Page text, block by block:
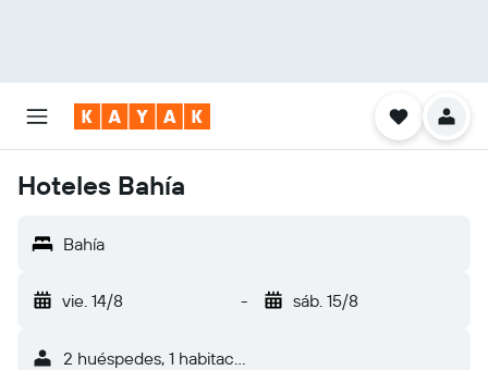
Hoteles Bahía
Bahía
vie. 14/8 - sáb. 15/8
2 huéspedes, 1 habitación